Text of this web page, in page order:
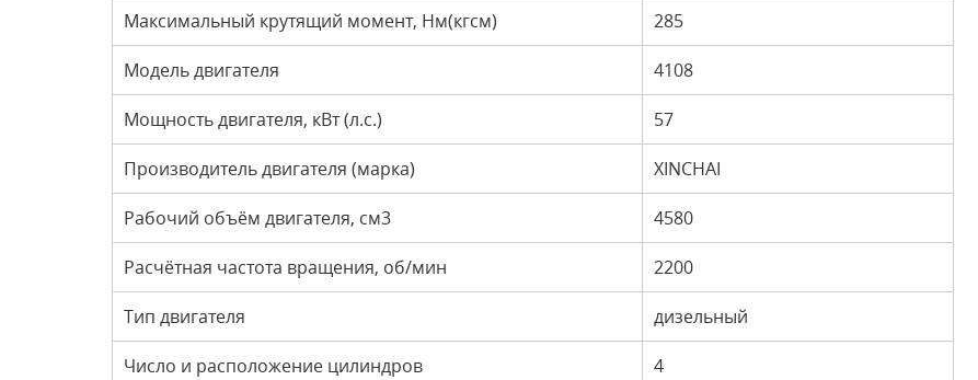
Максимальный крутящий момент, Нм(кгсм) 285
Модель двигателя 4108
Мощность двигателя, кВт (л.с.) 57
Производитель двигателя (марка) XINCHAI
Рабочий объём двигателя, см3 4580
Расчётная частота вращения, об/мин 2200
Тип двигателя дизельный
Число и расположение цилиндров 4